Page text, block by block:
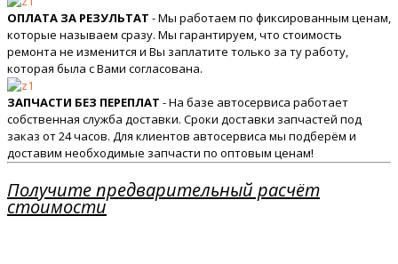
ОПЛАТА ЗА РЕЗУЛЬТАТ - Мы работаем по фиксированным ценам,
которые называем сразу. Мы гарантируем, что стоимость
ремонта не изменится и Вы заплатите только за ту работу,
которая была с Вами согласована.
ЗАПЧАСТИ БЕЗ ПЕРЕПЛАТ - На базе автосервиса работает
собственная служба доставки. Сроки доставки запчастей под
заказ от 24 часов. Для клиентов автосервиса мы подберём и
доставим необходимые запчасти по оптовым ценам!
Получите предварительный расчёт
стоимости